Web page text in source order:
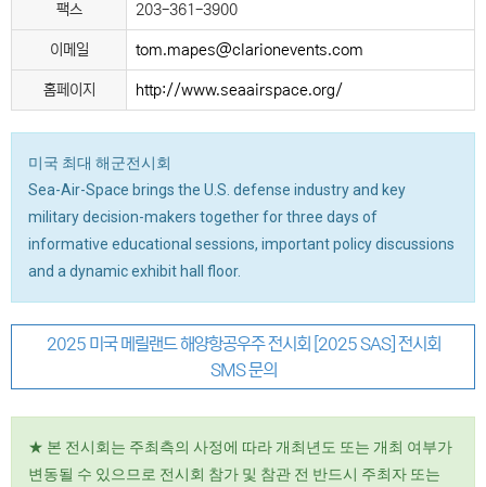
팩스 203-361-3900
이메일 tom.mapes@clarionevents.com
홈페이지 http://www.seaairspace.org/
미국 최대 해군전시회
Sea-Air-Space brings the U.S. defense industry and key
military decision-makers together for three days of
informative educational sessions, important policy discussions
and a dynamic exhibit hall floor.
2025 미국 메릴랜드 해양항공우주 전시회 [2025 SAS] 전시회
SMS 문의
★ 본 전시회는 주최측의 사정에 따라 개최년도 또는 개최 여부가
변동될 수 있으므로 전시회 참가 및 참관 전 반드시 주최자 또는